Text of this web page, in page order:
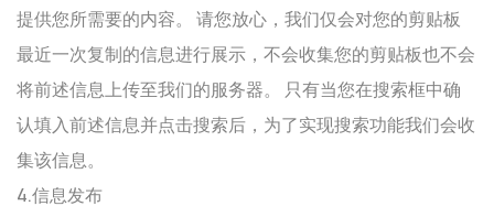
提供您所需要的内容。 请您放心，我们仅会对您的剪贴板
最近一次复制的信息进行展示，不会收集您的剪贴板也不会
将前述信息上传至我们的服务器。 只有当您在搜索框中确
认填入前述信息并点击搜索后，为了实现搜索功能我们会收
集该信息。
4.信息发布